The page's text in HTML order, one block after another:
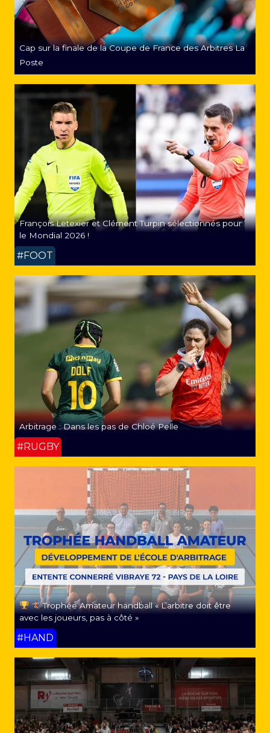
Cap sur la finale de la Coupe de France des Arbitres La
Poste
François Letexier et Clément Turpin sélectionnés pour
le Mondial 2026 !
#FOOT
Arbitrage : Dans les pas de Chloé Pelle
#RUGBY
Trophée Amateur handball « L’arbitre doit être
avec les joueurs, pas à côté »
#HAND